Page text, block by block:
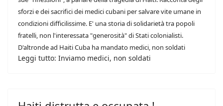
sforzi e dei sacrifici dei medici cubani per salvare vite umane in
condizioni difficilissime. E' una storia di solidarietà tra popoli
fratelli, non l'interessata "generosità" di Stati colonialisti.
D'altronde ad Haiti Cuba ha mandato medici, non soldati
Leggi tutto: Inviamo medici, non soldati